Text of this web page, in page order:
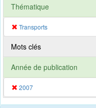
Thématique
Transports
Mots clés
Année de publication
2007